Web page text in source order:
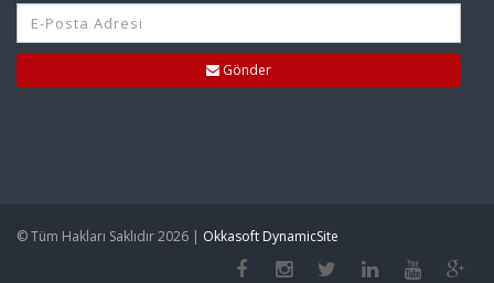
Gönder
© Tüm Hakları Saklıdır 2026 | Okkasoft DynamicSite